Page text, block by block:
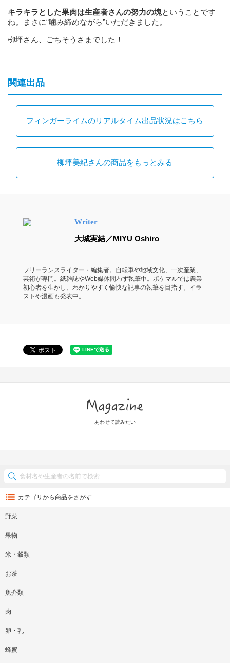
キラキラとした果肉は生産者さんの努力の塊ということです
ね。まさに“噛み締めながら”いただきました。
栁坪さん、ごちそうさまでした！
関連出品
フィンガーライムのリアルタイム出品状況はこちら
柳坪美紀さんの商品をもっとみる
Writer
大城実結／MIYU Oshiro
フリーランスライター・編集者。自転車や地域文化、一次産業、
芸術が専門。紙雑誌やWeb媒体問わず執筆中。ポケマルでは農業
初心者を生かし、わかりやすく愉快な記事の執筆を目指す。イラ
ストや漫画も発表中。
あわせて読みたい
カテゴリから商品をさがす
野菜
果物
米・穀類
お茶
魚介類
肉
卵・乳
蜂蜜